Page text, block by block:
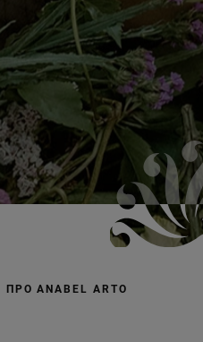
ПРО ANABEL ARTO